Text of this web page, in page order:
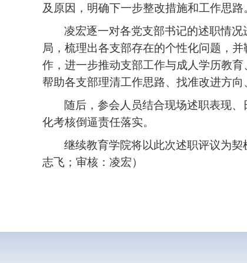
及原因，明确下一步整改措施和工作思路
凌宏逐一对各党支部书记的述职情
局，梳理出各支部存在的个性化问题，
作，进一步推动支部工作与成人学历教
帮助各支部理清工作思路、找准改进方向
随后，参会人员结合现场述职表现
化考核倒逼责任落实。
继续教育学院将以此次述职评议为
志飞；审核：凌宏）